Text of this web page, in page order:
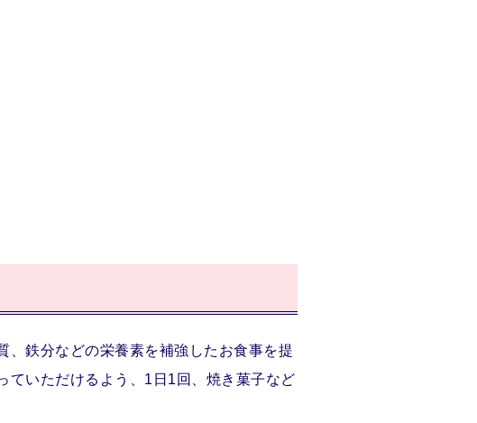
、鉄分などの栄養素を補強したお食事を提
ていただけるよう、1日1回、焼き菓子など